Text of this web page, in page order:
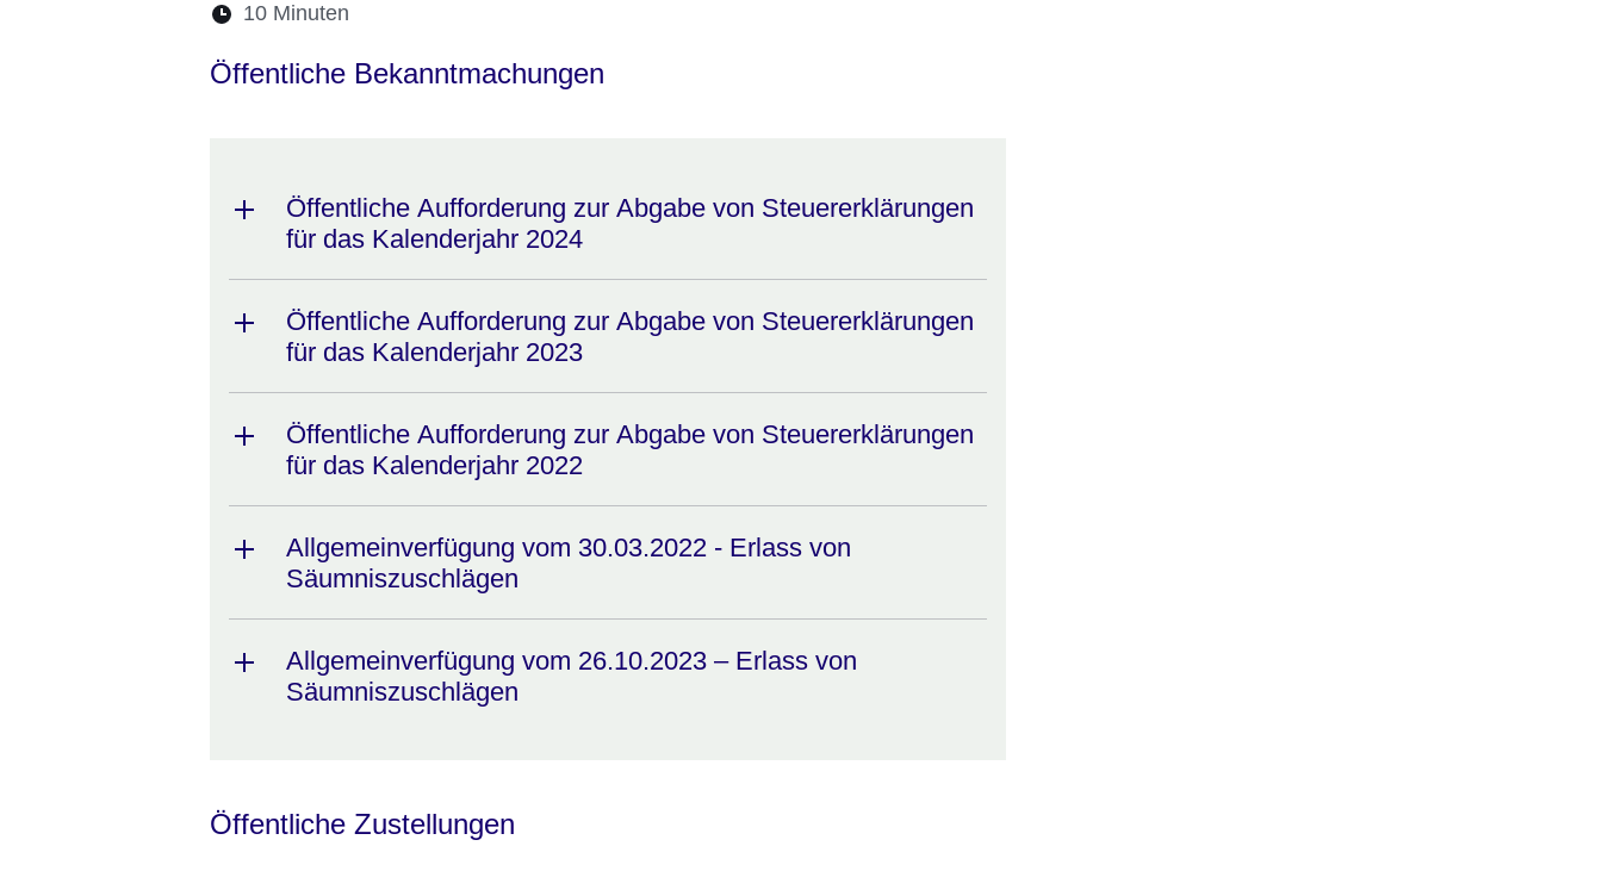
Lesedauer:
10 Minuten
Öffentliche Bekanntmachungen
Öffentliche Aufforderung zur Abgabe von Steuererklärungen
für das Kalenderjahr 2024
Öffentliche Aufforderung zur Abgabe von Steuererklärungen
für das Kalenderjahr 2023
Öffentliche Aufforderung zur Abgabe von Steuererklärungen
für das Kalenderjahr 2022
Allgemeinverfügung vom 30.03.2022 - Erlass von
Säumniszuschlägen
Allgemeinverfügung vom 26.10.2023 – Erlass von
Säumniszuschlägen
Öffentliche Zustellungen